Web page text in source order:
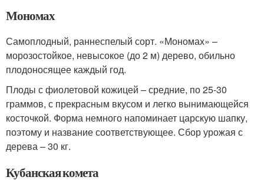
Мономах
Самоплодный, раннеспелый сорт. «Мономах» –
морозостойкое, невысокое (до 2 м) дерево, обильно
плодоносящее каждый год.
Плоды с фиолетовой кожицей – средние, по 25-30
граммов, с прекрасным вкусом и легко вынимающейся
косточкой. Форма немного напоминает царскую шапку,
поэтому и название соответствующее. Сбор урожая с
дерева – 30 кг.
Кубанская комета